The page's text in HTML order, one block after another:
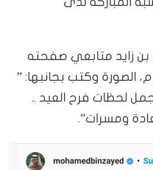
زايد متابعي صفحته
الصورة وكتب بجانبها: ”
لحظات فرح العيد ..
ومسرات”.